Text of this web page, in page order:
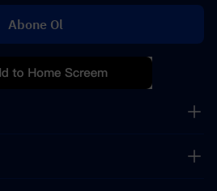
Abone Ol